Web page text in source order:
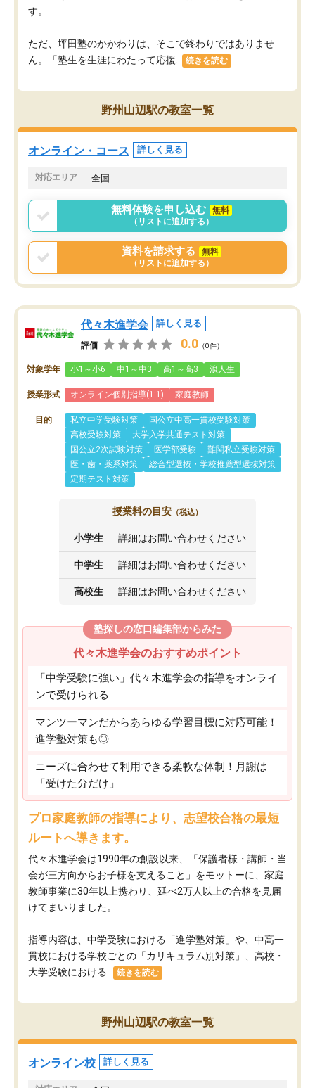
す。
ただ、坪田塾のかかわりは、そこで終わりではありませ
ん。「塾生を生涯にわたって応援...
続きを読む
野州山辺駅の教室一覧
オンライン・コース 詳しく見る
対応エリア 全国
無料体験を申し込む
無料
（リストに追加する）
資料を請求する
無料
（リストに追加する）
代々木進学会 詳しく見る
評価 0.0 （0件）
対象学年 小1～小6 中1～中3 高1～高3 浪人生
授業形式 オンライン個別指導(1:1) 家庭教師
目的 私立中学受験対策
国公立中高一貫校受験対策
高校受験対策
大学入学共通テスト対策
国公立2次試験対策
医学部受験
難関私立受験対策
医・歯・薬系対策
総合型選抜・学校推薦型選抜対策
定期テスト対策
授業料の目安 （税込）
小学生 詳細はお問い合わせください
中学生 詳細はお問い合わせください
高校生 詳細はお問い合わせください
塾探しの窓口編集部からみた
代々木進学会のおすすめポイント
「中学受験に強い」代々木進学会の指導をオンライ
ンで受けられる
マンツーマンだからあらゆる学習目標に対応可能！
進学塾対策も◎
ニーズに合わせて利用できる柔軟な体制！月謝は
「受けた分だけ」
プロ家庭教師の指導により、志望校合格の最短
ルートへ導きます。
代々木進学会は1990年の創設以来、「保護者様・講師・当
会が三方向からお子様を支えること」をモットーに、家庭
教師事業に30年以上携わり、延べ2万人以上の合格を見届
けてまいりました。
指導内容は、中学受験における「進学塾対策」や、中高一
貫校における学校ごとの「カリキュラム別対策」、高校・
大学受験における...
続きを読む
野州山辺駅の教室一覧
オンライン校 詳しく見る